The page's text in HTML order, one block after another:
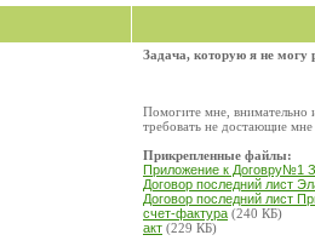
Задача, которую я не
Помогите мне, внимательно
требовать не достающие
Прикрепленные файлы:
Приложение к Договру№1
Договор последний лист
Договор последний лист
счет-фактура (240 КБ)
акт (229 КБ)